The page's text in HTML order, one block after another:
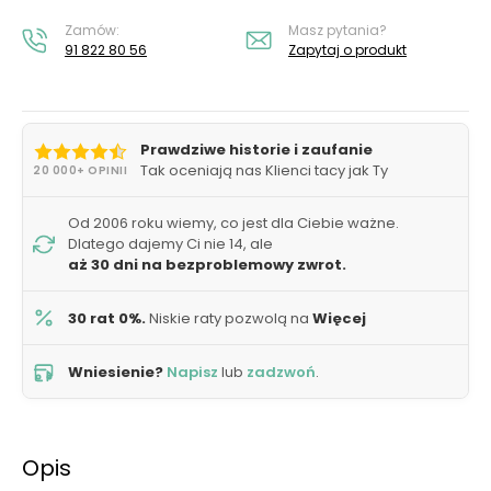
Zamów:
91 822 80 56
Masz pytania?
Zapytaj o produkt
20 000+ OPINII
Prawdziwe historie i zaufanie
Tak oceniają nas Klienci tacy jak Ty
Od 2006 roku wiemy, co jest dla Ciebie ważne.
Dlatego dajemy Ci nie 14, ale
aż 30 dni na bezproblemowy zwrot.
30 rat 0%.Niskie raty pozwolą na Więcej
Wniesienie? Napisz lub zadzwoń.
Opis